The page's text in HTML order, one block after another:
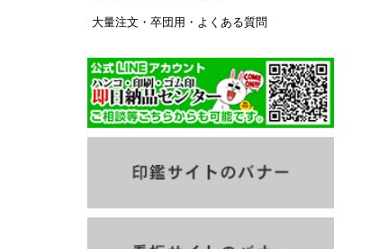
大量注文・卒団用・よくある質問